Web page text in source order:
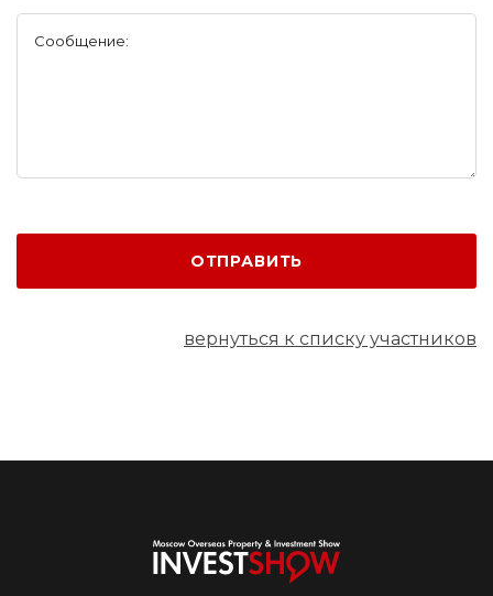
Сообщение:
ОТПРАВИТЬ
вернуться к списку участников